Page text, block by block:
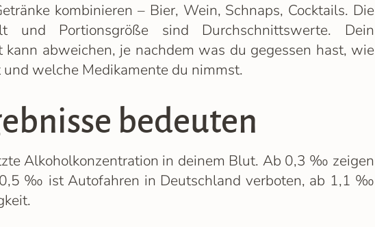
kombinieren – Bier, Wein, Schnaps, Cocktails. Die
und Portionsgröße sind Durchschnittswerte. Dein
abweichen, je nachdem was du gegessen hast, wie
welche Medikamente du nimmst.
bedeuten
Alkoholkonzentration in deinem Blut. Ab 0,3 ‰ zeigen
‰ ist Autofahren in Deutschland verboten, ab 1,1 ‰